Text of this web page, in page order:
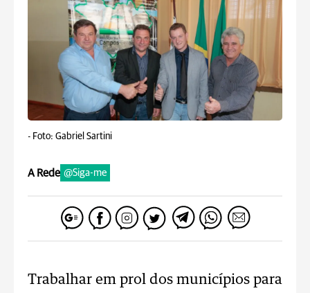
- Foto: Gabriel Sartini
A Rede @Siga-me
Trabalhar em prol dos municípios para